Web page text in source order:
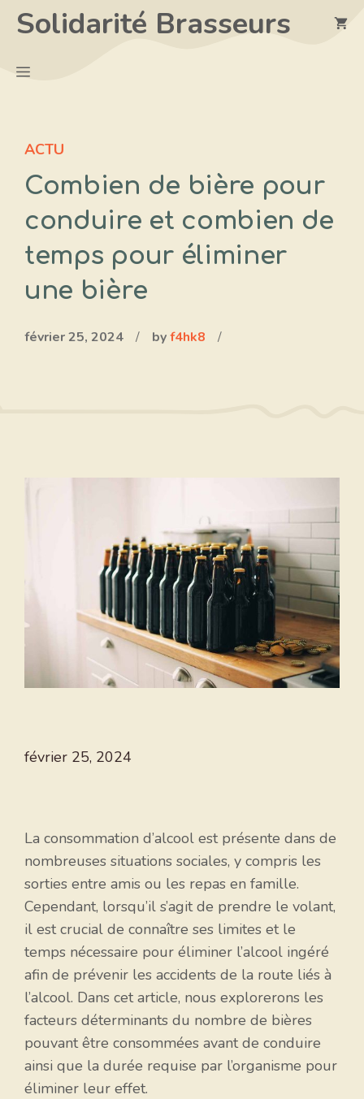
AllerSolidarité Brasseurs
Menu
ACTU
Combien de bière pour
conduire et combien de
temps pour éliminer
une bière
février 25, 2024 / byf4hk8 /
février 25, 2024
La consommation d’alcool est présente dans de
nombreuses situations sociales, y compris les
sorties entre amis ou les repas en famille.
Cependant, lorsqu’il s’agit de prendre le volant,
il est crucial de connaître ses limites et le
temps nécessaire pour éliminer l’alcool ingéré
afin de prévenir les accidents de la route liés à
l’alcool. Dans cet article, nous explorerons les
facteurs déterminants du nombre de bières
pouvant être consommées avant de conduire
ainsi que la durée requise par l’organisme pour
éliminer leur effet.